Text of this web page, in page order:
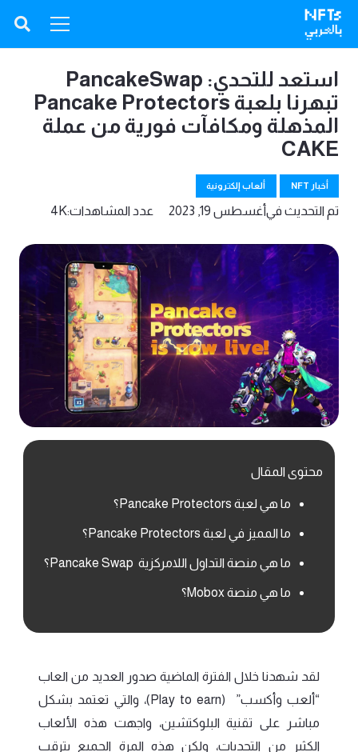
استعد للتحدي: PancakeSwap
تبهرنا بلعبة Pancake Protectors
المذهلة ومكافآت فورية من عملة
CAKE
أخبار NFT ألعاب إلكترونية
تم التحديث فيأغسطس 19, 2023 عدد المشاهدات:4K
محتوى المقال
ما هي لعبة Pancake Protectors؟
ما المميز في لعبة Pancake Protectors؟
ما هي منصة التداول اللامركزية Pancake Swap؟
ما هي منصة Mobox؟
لقد شهدنا خلال الفترة الماضية صدور العديد من العاب
“ألعب وأكسب” (Play to earn)، والتي تعتمد بشكل
مباشر على تقنية البلوكتشين، واجهت هذه الألعاب
الكثير من التحديات، ولكن هذه المرة الجميع يترقب